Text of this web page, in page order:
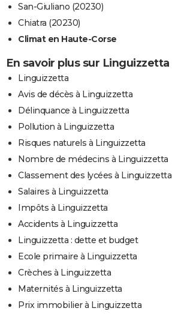
San-Giuliano (20230)
Chiatra (20230)
Climat en Haute-Corse
En savoir plus sur Linguizzetta
Linguizzetta
Avis de décès à Linguizzetta
Délinquance à Linguizzetta
Pollution à Linguizzetta
Risques naturels à Linguizzetta
Nombre de médecins à Linguizzetta
Classement des lycées à Linguizzetta
Salaires à Linguizzetta
Impôts à Linguizzetta
Accidents à Linguizzetta
Linguizzetta : dette et budget
Ecole primaire à Linguizzetta
Crèches à Linguizzetta
Maternités à Linguizzetta
Prix immobilier à Linguizzetta